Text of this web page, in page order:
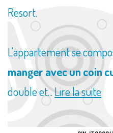
Resort.
L'appartement se
manger avec un coin
double et...Lire la suite